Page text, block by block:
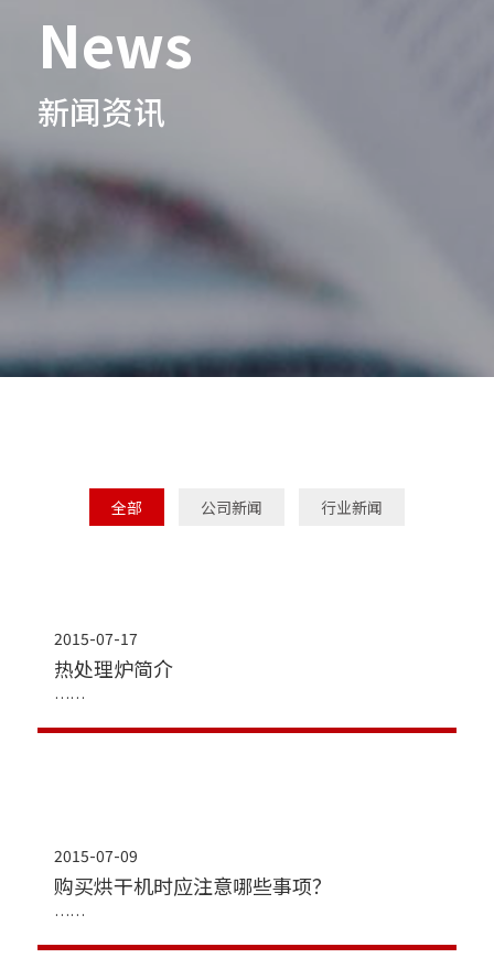
News
新闻资讯
全部 公司新闻 行业新闻
2015-07-17
热处理炉简介
2015-07-09
购买烘干机时应注意哪些事项？